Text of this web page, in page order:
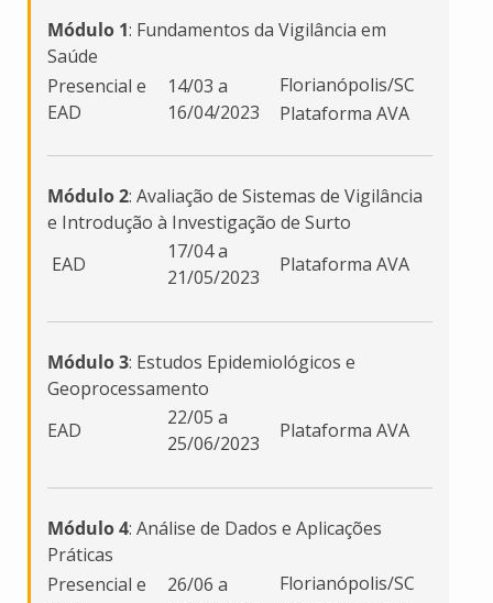
Módulo 1: Fundamentos da Vigilância em
Saúde
Presencial e
EAD
14/03 a
16/04/2023
Florianópolis/SC
Plataforma AVA
Módulo 2: Avaliação de Sistemas de Vigilância
e Introdução à Investigação de Surto
EAD
17/04 a
21/05/2023
Plataforma AVA
Módulo 3: Estudos Epidemiológicos e
Geoprocessamento
EAD
22/05 a
25/06/2023
Plataforma AVA
Módulo 4: Análise de Dados e Aplicações
Práticas
Presencial e
26/06 a
Florianópolis/SC